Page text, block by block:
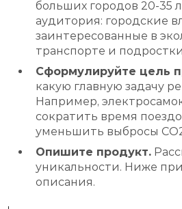
больших городов 20-35
аудитория: городские
заинтересованные в
транспорте и
Сформулируйте цель
какую главную задачу
Например,
сократить время
уменьшить выбросы
Опишите продукт.
уникальности. Ниже
описания.